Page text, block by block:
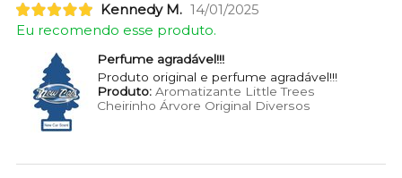
Kennedy M. 14/01/2025
Eu recomendo esse produto.
Perfume agradável!!!
Produto original e perfume agradável!!!
Produto:Aromatizante Little Trees
Cheirinho Árvore Original Diversos